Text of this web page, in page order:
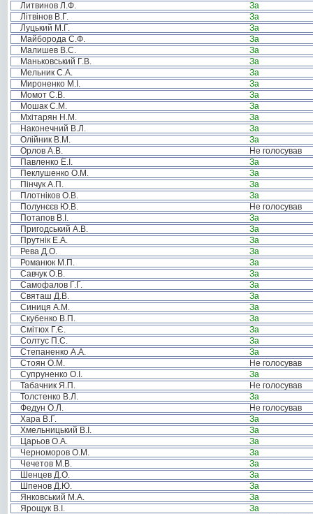
Литвинов Л.Ф.
За
Літвінов В.Г.
За
Луцький М.Г.
За
Майборода С.Ф.
За
Малишев В.С.
За
Маньковський Г.В.
За
Мельник С.А.
За
Мироненко М.І.
За
Момот С.В.
За
Мошак С.М.
За
Мхітарян Н.М.
За
Наконечний В.Л.
За
Олійник В.М.
За
Орлов А.В.
Не голосував
Павленко Е.І.
За
Пеклушенко О.М.
За
Пінчук А.П.
За
Плотніков О.В.
За
Полунєєв Ю.В.
Не голосував
Потапов В.І.
За
Пригодський А.В.
За
Прутнік Е.А.
За
Рева Д.О.
За
Романюк М.П.
За
Савчук О.В.
За
Самофалов Г.Г.
За
Святаш Д.В.
За
Синиця А.М.
За
Скубенко В.П.
За
Смітюх Г.Є.
За
Солтус П.С.
За
Степаненко А.А.
За
Стоян О.М.
Не голосував
Супруненко О.І.
За
Табачник Я.П.
Не голосував
Толстенко В.Л.
За
Федун О.Л.
Не голосував
Хара В.Г.
За
Хмельницький В.І.
За
Царьов О.А.
За
Черноморов О.М.
За
Чечетов М.В.
За
Шенцев Д.О.
За
Шпенов Д.Ю.
За
Янковський М.А.
За
Ярощук В.І.
За